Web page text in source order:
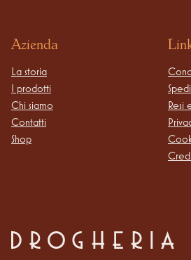
Azienda
La storia
I prodotti
Chi siamo
Contatti
Shop
Resi